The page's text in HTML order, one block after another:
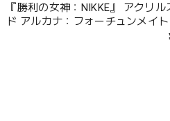
『勝利の女神：NIKKE』 アクリル
ド アルカナ：フォーチュンメイト